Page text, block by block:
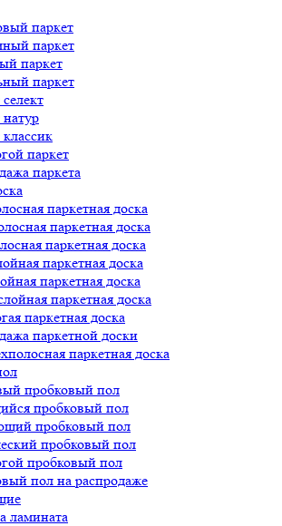
паркет
паркет
паркет
паркет
паркет
паркета
паркетная доска
паркетная доска
паркетная доска
паркетная доска
паркетная доска
паркетная доска
паркетная доска
паркетной доски
паркетная доска
пробковый пол
пробковый пол
пробковый пол
пробковый пол
пробковый пол
пол на распродаже
ламината